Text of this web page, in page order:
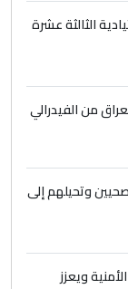
الثالثة عشرة
وتحيلهم إلى
ويعزز